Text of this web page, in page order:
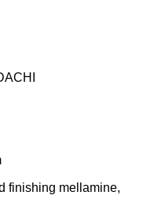
finishing mellamine,